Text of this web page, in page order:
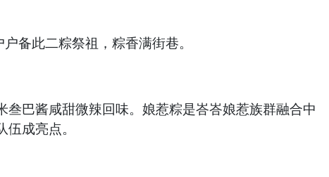
备此二粽祭祖，粽香满街巷。
巴酱咸甜微辣回味。娘惹粽是峇峇娘惹族群融合中
成亮点。